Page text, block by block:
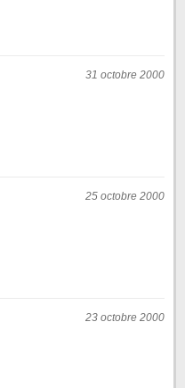
31 octobre 2000
25 octobre 2000
23 octobre 2000